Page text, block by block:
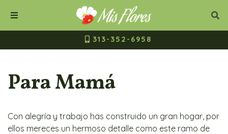
Cerrar
Buscar
313-352-6958
Para Mamá
Con alegría y trabajo has construido un gran hogar, por
ellos mereces un hermoso detalle como este ramo de